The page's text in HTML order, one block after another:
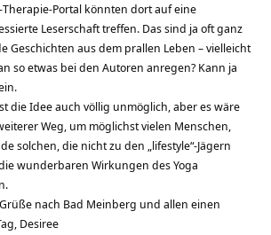
Therapie-Portal könnten dort auf eine
Leserschaft treffen. Das sind ja oft ganz
Geschichten aus dem prallen Leben – vielleicht
so etwas bei den Autoren anregen? Kann ja
die Idee auch völlig unmöglich, aber es wäre
Weg, um möglichst vielen Menschen,
solchen, die nicht zu den „lifestyle“-Jägern
wunderbaren Wirkungen des Yoga
nach Bad Meinberg und allen einen
Desiree